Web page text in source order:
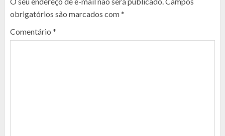
obrigatórios são marcados com*
Comentário *